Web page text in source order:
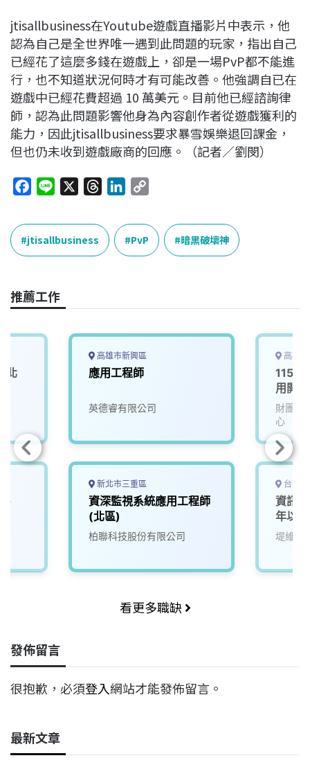
jtisallbusiness在Youtube遊戲直播影片中表示，他
認為自己是全世界唯一遇到此問題的玩家，指出自己
已經花了這麼多錢在遊戲上，卻是一場PvP都不能進
行，也不知道狀況何時才有可能改善。他強調自已在
遊戲中已經花費超過 10 萬美元。目前他已經諮詢律
師，認為此問題影響他身為內容創作者從遊戲獲利的
能力，因此jtisallbusiness要求暴雪娛樂退回課金，
但也仍未收到遊戲廠商的回應。（記者／劉閔）
c
e
b
o
k
n
e
r
e
a
n
k
e
n
p
L
k
jtisallbusiness PvP 暗黑破壞神
推薦工作
北
-
高雄市新興區
應用工程師
英德睿有限公司
新北市三重區
資深監視系統應用工程師
(北區)
柏聯科技股份有限公司
高雄
用開
財團法
心
台南
資訊
年以
堤維西
看更多職缺
發佈留言
很抱歉，必須登入網站才能發佈留言。
最新文章